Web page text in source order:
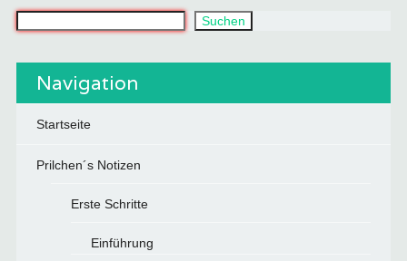
Suchen
Navigation
Startseite
Prilchen´s Notizen
Erste Schritte
Einführung